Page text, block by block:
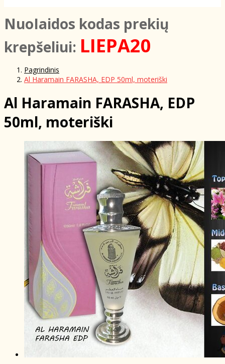
NuoIaidos kodas prekių
krepšeliui: LIEPA20
Pagrindinis
Al Haramain FARASHA, EDP 50ml, moteriški
Al Haramain FARASHA, EDP
50ml, moteriški